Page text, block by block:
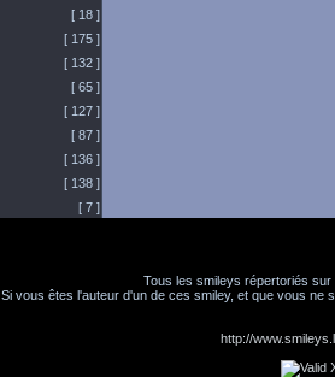
[ 18 ]
[ 175 ]
[ 132 ]
[ 65 ]
[ 127 ]
[ 87 ]
[ 136 ]
[ 138 ]
[ 7 ]
Tous les smileys répertoriés
Si vous êtes l'auteur d'un de ces smiley, et que vous ne
http://